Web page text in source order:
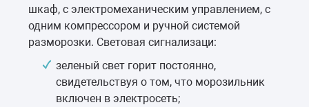
шкаф, с электромеханическим управлением, с
одним компрессором и ручной системой
разморозки. Световая сигнализаци:
зеленый свет горит постоянно,
свидетельствуя о том, что морозильник
включен в электросеть;